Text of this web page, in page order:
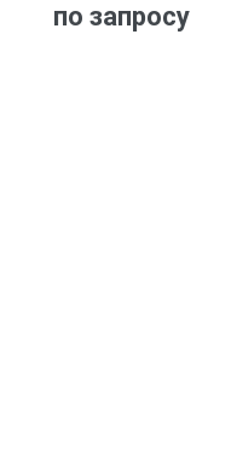
по запросу